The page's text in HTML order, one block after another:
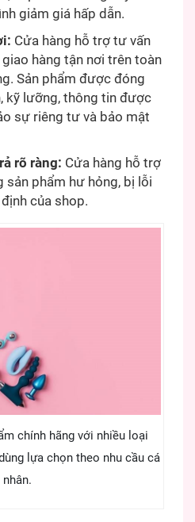
giảm giá hấp dẫn.
Cửa hàng hỗ trợ tư vấn
hàng tận nơi trên toàn
Sản phẩm được đóng
kỹ lưỡng, thông tin được
sự riêng tư và bảo mật
rõ ràng: Cửa hàng hỗ trợ
sản phẩm hư hỏng, bị lỗi
của shop.
chính hãng với nhiều loại
lựa chọn theo nhu cầu cá
nhân.